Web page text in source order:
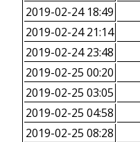
2019-02-24 18:49
2019-02-24 21:14
2019-02-24 23:48
2019-02-25 00:20
2019-02-25 03:05
2019-02-25 04:58
2019-02-25 08:28